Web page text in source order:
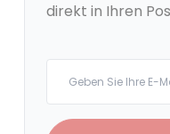
direkt in Ihren